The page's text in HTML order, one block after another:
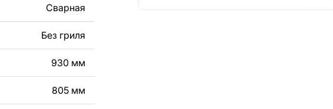
изображение,
дизайн изделия.
изделия из
с нами в
Сварная
Без гриля
930 мм
805 мм